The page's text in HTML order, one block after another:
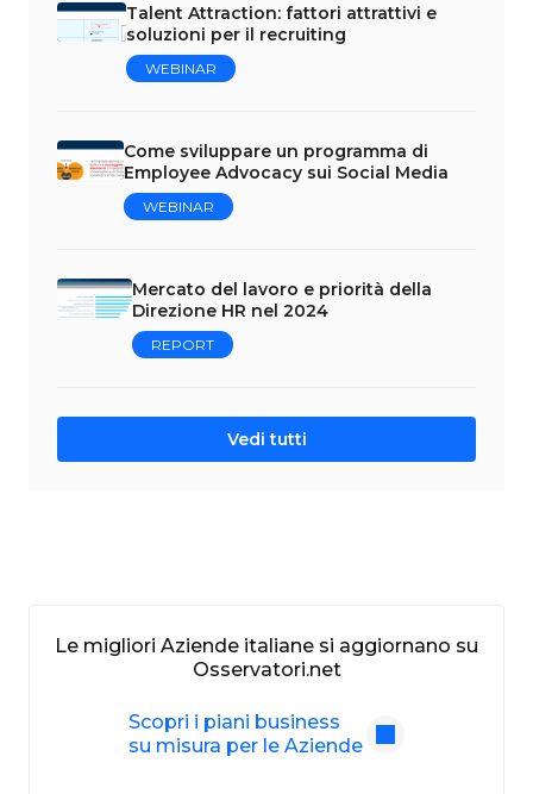
Talent Attraction: fattori attrattivi e
soluzioni per il recruiting
WEBINAR
Come sviluppare un programma di
Employee Advocacy sui Social Media
WEBINAR
Mercato del lavoro e priorità della
Direzione HR nel 2024
REPORT
Vedi tutti
Le migliori Aziende italiane si aggiornano su
Osservatori.net
Scopri i piani business
su misura per le Aziende